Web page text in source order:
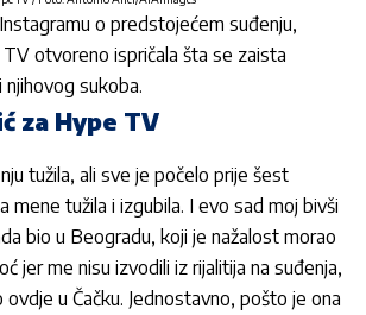
o predstojećem suđenju,
TV otvoreno ispričala šta se zaista
sukoba.
za Hype TV
tužila, ali sve je počelo prije šest
mene tužila i izgubila. I evo sad moj bivši
bio u Beogradu, koji je nažalost morao
jer me nisu izvodili iz rijalitija na suđenja,
u Čačku. Jednostavno, pošto je ona